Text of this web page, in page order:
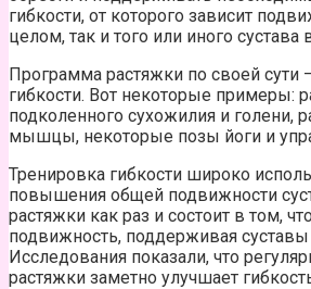
гибкости, от которого зависит
целом, так и того или иного сустава
Программа растяжки по своей сути
гибкости. Вот некоторые примеры:
подколенного сухожилия и голени,
мышцы, некоторые позы йоги и
Тренировка гибкости широко
повышения общей подвижности
растяжки как раз и состоит в том,
подвижность, поддерживая суставы
Исследования показали, что
растяжки заметно улучшает